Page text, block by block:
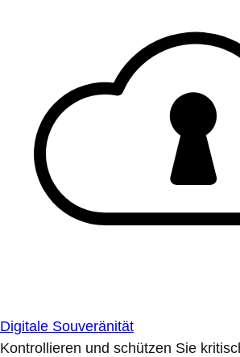
Digitale Souveränität
Kontrollieren und schützen Sie